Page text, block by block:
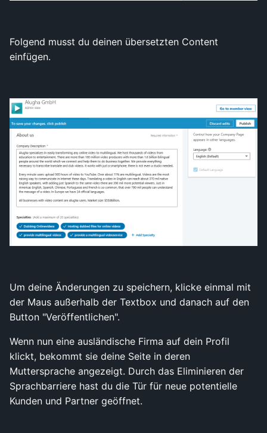
Folgend musst du deinen übersetzten Content
einfügen.
Um deine Änderungen zu speichern, klicke einmal mit
der Maus außerhalb der Textbox und danach auf den
Button "Veröffentlichen".
Wenn nun eine ausländische Firma auf dein Profil
klickt, bekommt sie deine Seite in deren
Muttersprache angezeigt. Durch das Eliminieren der
Sprachbarriere hast du die Tür für neue potentielle
Kunden und Partner geöffnet.